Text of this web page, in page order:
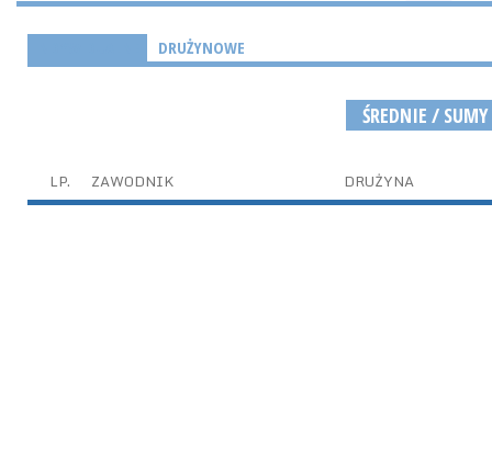
DRUŻYNOWE
ŚREDNIE / SUMY
LP. ZAWODNIK DRUŻYNA